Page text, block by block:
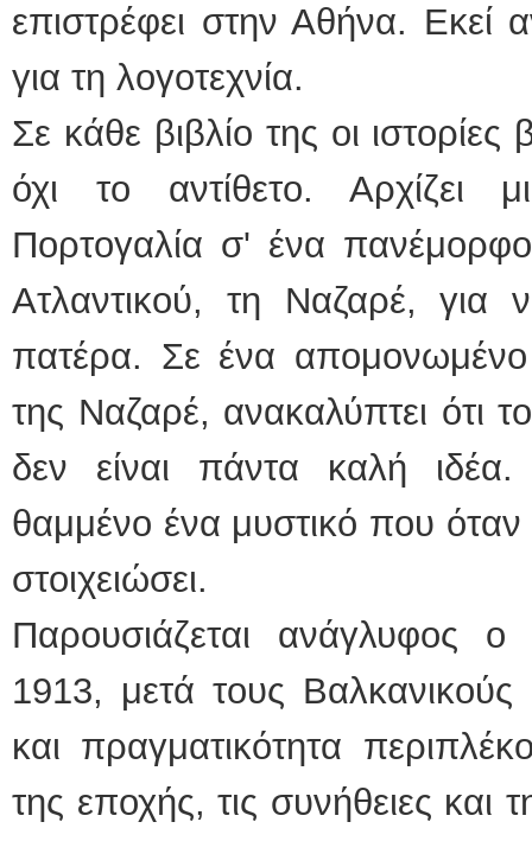
επιστρέφει στην Αθήνα. Εκεί
για τη λογοτεχνία.
Σε κάθε βιβλίο της οι
όχι το αντίθετο. Αρχίζει
Πορτογαλία σ' ένα
Ατλαντικού, τη Ναζαρέ, για
πατέρα. Σε ένα
της Ναζαρέ, ανακαλύπτει ότι
δεν είναι πάντα καλή
θαμμένο ένα μυστικό που όταν
στοιχειώσει.
Παρουσιάζεται ανάγλυφος
1913, μετά τους
και πραγματικότητα
της εποχής, τις συνήθειες και